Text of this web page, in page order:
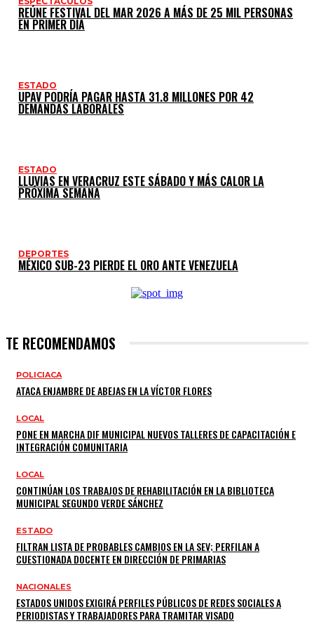
REÚNE FESTIVAL DEL MAR 2026 A MÁS DE 25 MIL PERSONAS
EN PRIMER DÍA
ESTADO
UPAV PODRÍA PAGAR HASTA 31.8 MILLONES POR 42
DEMANDAS LABORALES
ESTADO
LLUVIAS EN VERACRUZ ESTE SÁBADO Y MÁS CALOR LA
PRÓXIMA SEMANA
DEPORTES
MÉXICO SUB-23 PIERDE EL ORO ANTE VENEZUELA
TE RECOMENDAMOS
POLICIACA
ATACA ENJAMBRE DE ABEJAS EN LA VÍCTOR FLORES
LOCAL
PONE EN MARCHA DIF MUNICIPAL NUEVOS TALLERES DE CAPACITACIÓN E
INTEGRACIÓN COMUNITARIA
LOCAL
CONTINÚAN LOS TRABAJOS DE REHABILITACIÓN EN LA BIBLIOTECA
MUNICIPAL SEGUNDO VERDE SÁNCHEZ
ESTADO
FILTRAN LISTA DE PROBABLES CAMBIOS EN LA SEV; PERFILAN A
CUESTIONADA DOCENTE EN DIRECCIÓN DE PRIMARIAS
NACIONALES
ESTADOS UNIDOS EXIGIRÁ PERFILES PÚBLICOS DE REDES SOCIALES A
PERIODISTAS Y TRABAJADORES PARA TRAMITAR VISADO